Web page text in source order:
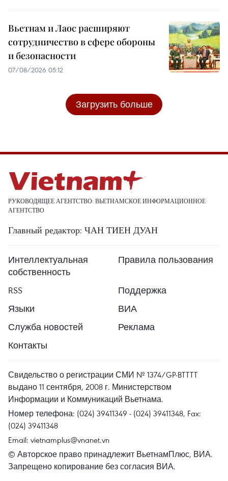
Вьетнам и Лаос расширяют
сотрудничество в сфере обороны
и безопасности
07/08/2026 05:12
Загрузить больше
РУКОВОДЯЩЕЕ АГЕНТСТВО: ВЬЕТНАМСКОЕ ИНФОРМАЦИОННОЕ
АГЕНТСТВО
Главный редактор: ЧАН ТИЕН ДУАН
Интеллектуальная
собственность
Правила пользования
RSS
Поддержка
Языки
ВИА
Служба новостей
Реклама
Контакты
Свидельство о регистрации СМИ № 1374/GP-BTTTT
выдано 11 сентября, 2008 г. Министерством
Информации и Коммуникаций Вьетнама.
Номер телефона: (024) 39411349 - (024) 39411348, Fax:
(024) 39411348
Email: vietnamplus@vnanet.vn
© Авторское право принадлежит ВьетнамПлюс, ВИА.
Запрещено копирование без согласия ВИА.